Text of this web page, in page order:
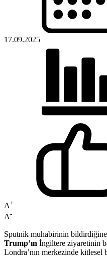
17.09.2025
A+
A-
Sputnik muhabirinin
Trump’ın İngiltere ziyaretinin
Londra’nın merkezinde kitlesel